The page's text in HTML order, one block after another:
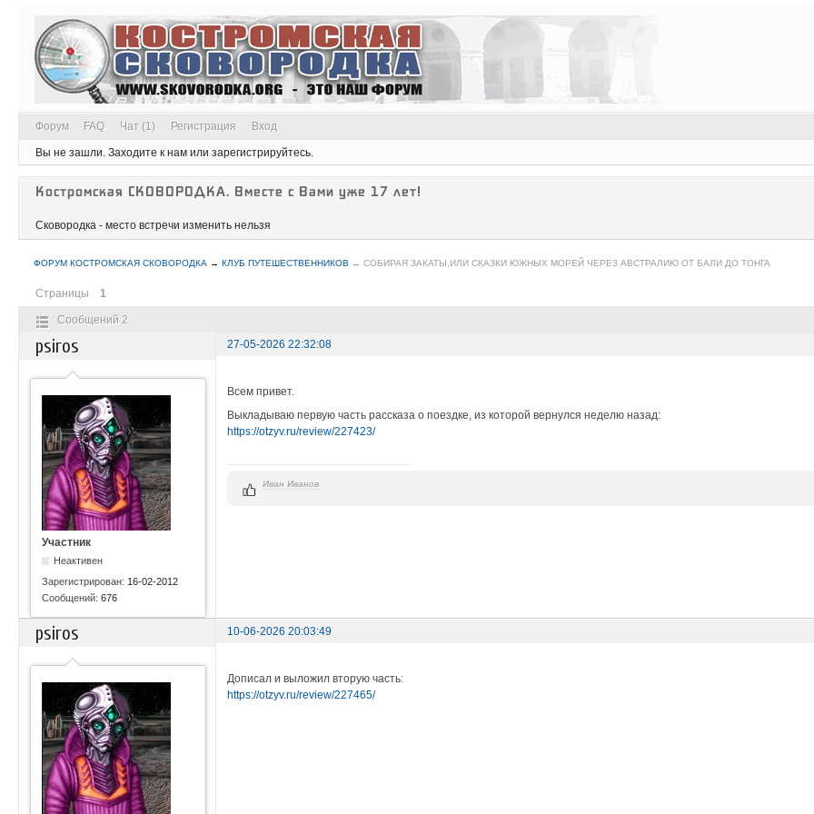
Форум FAQ Чат (1) Регистрация Вход
Вы не зашли. Заходите к нам или зарегистрируйтесь.
Костромская СКОВОРОДКА. Вместе с Вами уже 17 лет!
Сковородка - место встречи изменить нельзя
ФОРУМ КОСТРОМСКАЯ СКОВОРОДКА →КЛУБ ПУТЕШЕСТВЕННИКОВ →СОБИРАЯ ЗАКАТЫ,ИЛИ СКАЗКИ ЮЖНЫХ МОРЕЙ ЧЕРЕЗ АВСТРАЛИЮ ОТ БАЛИ ДО ТОНГА
Страницы 1
Сообщений 2
psiros 27-05-2026 22:32:08
Участник
Неактивен
Зарегистрирован: 16-02-2012
Сообщений:676
Всем привет.
Выкладываю первую часть рассказа о поездке, из которой вернулся неделю назад:
https://otzyv.ru/review/227423/
Иван Иванов
psiros 10-06-2026 20:03:49
Дописал и выложил вторую часть:
https://otzyv.ru/review/227465/